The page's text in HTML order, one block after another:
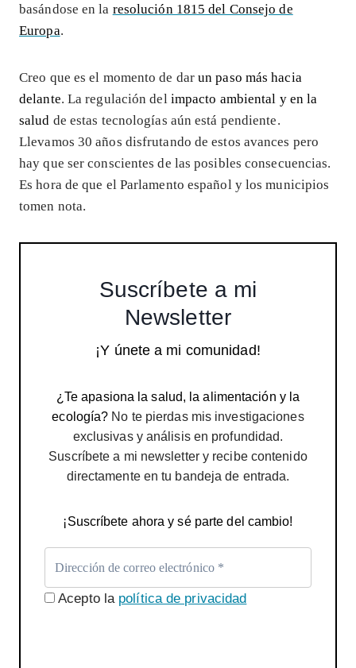
basándose en la resolución 1815 del Consejo de
Europa.
Creo que es el momento de darun paso más hacia
delante. La regulación del impacto ambiental y en la
salud de estas tecnologías aún está pendiente.
Llevamos 30 años disfrutando de estos avances pero
hay que ser conscientes de las posibles consecuencias.
Es hora de que el Parlamento español y los municipios
tomen nota.
Suscríbete a mi
Newsletter
¡Y únete a mi comunidad!
¿Te apasiona la salud, la alimentación y la
ecología? No te pierdas mis investigaciones
exclusivas y análisis en profundidad.
Suscríbete a mi newsletter y recibe contenido
directamente en tu bandeja de entrada.
¡Suscríbete ahora y sé parte del cambio!
Acepto la política de privacidad